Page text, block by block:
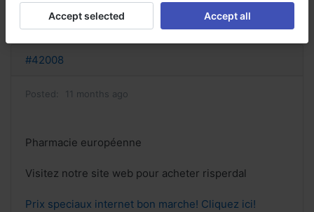
Reply
#42008
Posted: 11 months ago
Pharmacie européenne
Visitez notre site web pour acheter risperdal
Prix speciaux internet bon marche! Cliquez ici!
Accept selected Accept all